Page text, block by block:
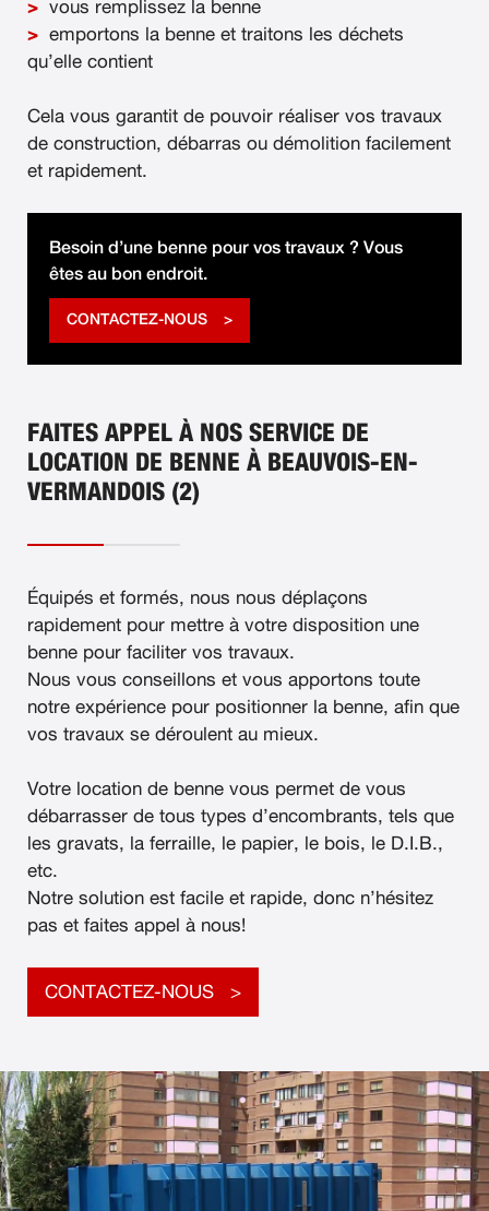
vous remplissez la benne
emportons la benne et traitons les déchets
qu’elle contient
Cela vous garantit de pouvoir réaliser vos travaux
de construction, débarras ou démolition facilement
et rapidement.
Besoin d’une benne pour vos travaux ? Vous
êtes au bon endroit.
CONTACTEZ-NOUS
FAITES APPEL À NOS SERVICE DE
LOCATION DE BENNE À BEAUVOIS-EN-
VERMANDOIS (2)
Équipés et formés, nous nous déplaçons
rapidement pour mettre à votre disposition une
benne pour faciliter vos travaux.
Nous vous conseillons et vous apportons toute
notre expérience pour positionner la benne, afin que
vos travaux se déroulent au mieux.
Votre location de benne vous permet de vous
débarrasser de tous types d’encombrants, tels que
les gravats, la ferraille, le papier, le bois, le D.I.B.,
etc.
Notre solution est facile et rapide, donc n’hésitez
pas et faites appel à nous!
CONTACTEZ-NOUS